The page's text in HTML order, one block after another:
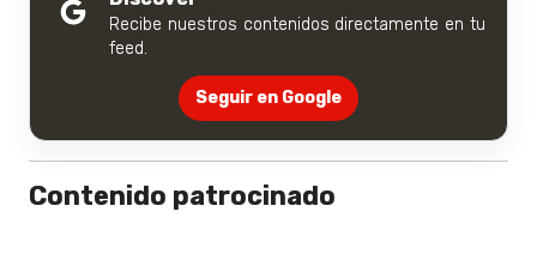
Recibe nuestros contenidos directamente en tu
feed.
Seguir en Google
Contenido patrocinado